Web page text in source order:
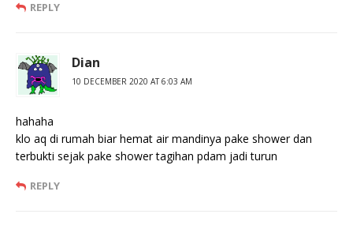
REPLY
Dian
10 DECEMBER 2020 AT 6:03 AM
hahaha
klo aq di rumah biar hemat air mandinya pake shower dan
terbukti sejak pake shower tagihan pdam jadi turun
REPLY